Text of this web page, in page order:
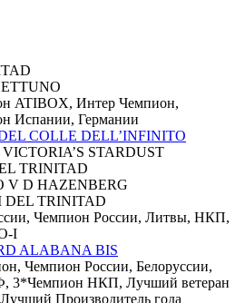
ATIBOX, Интер Чемпион,
Испании, Германии
COLLE DELL’INFINITO
STARDUST
TRINITAD
V D HAZENBERG
DEL TRINITAD
Чемпион России, Литвы, НКП,
I
ALABANA BIS
Чемпион России, Белоруссии,
3*Чемпион НКП, Лучший ветеран
Производитель года